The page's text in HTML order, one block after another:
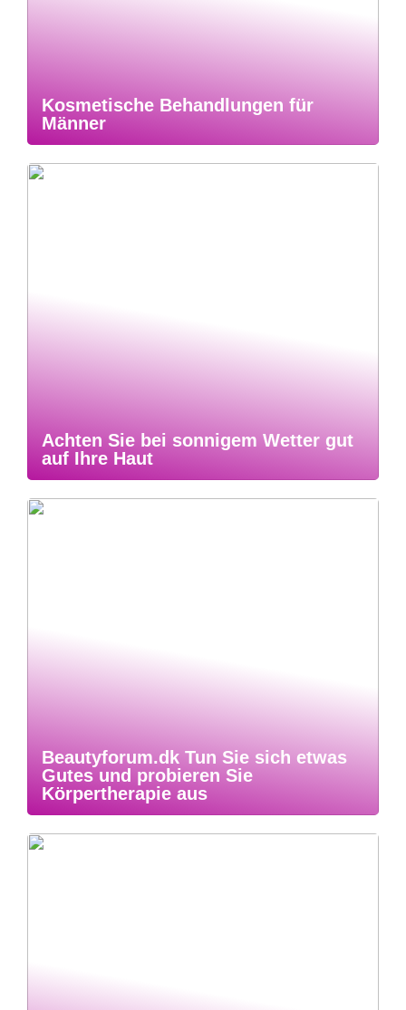
Kosmetische Behandlungen für
Männer
Achten Sie bei sonnigem Wetter gut
auf Ihre Haut
Beautyforum.dk Tun Sie sich etwas
Gutes und probieren Sie
Körpertherapie aus